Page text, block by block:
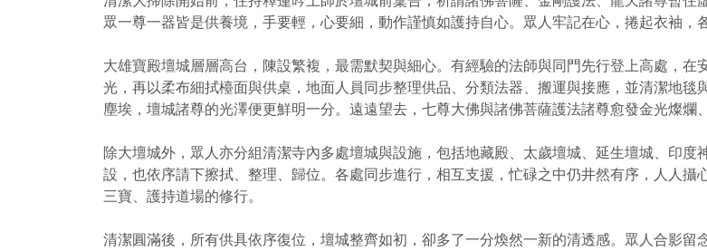
眾一尊一器皆是供養境，手要輕，心要細，動作謹慎如護持自心。眾人牢記在心，捲起衣袖，
大雄寶殿壇城層層高台，陳設繁複，最需默契與細心。有經驗的法師與同門先行登上高處，
光，再以柔布細拭檯面與供桌，地面人員同步整理供品、分類法器、搬運與接應，並清潔地
塵埃，壇城諸尊的光澤便更鮮明一分。遠遠望去，七尊大佛與諸佛菩薩護法諸尊愈發金光燦爛
除大壇城外，眾人亦分組清潔寺內多處壇城與設施，包括地藏殿、太歲壇城、延生壇城、印
設，也依序請下擦拭、整理、歸位。各處同步進行，相互支援，忙碌之中仍井然有序，人人
三寶、護持道場的修行。
清潔圓滿後，所有供具依序復位，壇城整齊如初，卻多了一分煥然一新的清透感。眾人合影